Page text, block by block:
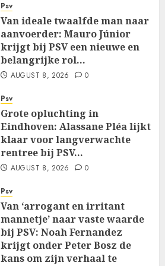
Psv
Van ideale twaalfde man naar
aanvoerder: Mauro Júnior
krijgt bij PSV een nieuwe en
belangrijke rol…
AUGUST 8, 2026 0
Psv
Grote opluchting in
Eindhoven: Alassane Pléa lijkt
klaar voor langverwachte
rentree bij PSV…
AUGUST 8, 2026 0
Psv
Van ‘arrogant en irritant
mannetje’ naar vaste waarde
bij PSV: Noah Fernandez
krijgt onder Peter Bosz de
kans om zijn verhaal te